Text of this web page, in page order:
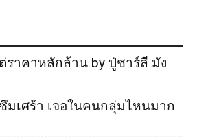
าคาหลักล้าน by ปู่ชาร์ลี มัง
มเศร้า เจอในคนกลุ่มไหนมาก